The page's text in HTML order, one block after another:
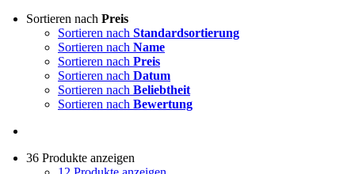
Sortieren nach Preis
Sortieren nach Standardsortierung
Sortieren nach Name
Sortieren nach Preis
Sortieren nach Datum
Sortieren nach Beliebtheit
Sortieren nach Bewertung
36 Produkte anzeigen